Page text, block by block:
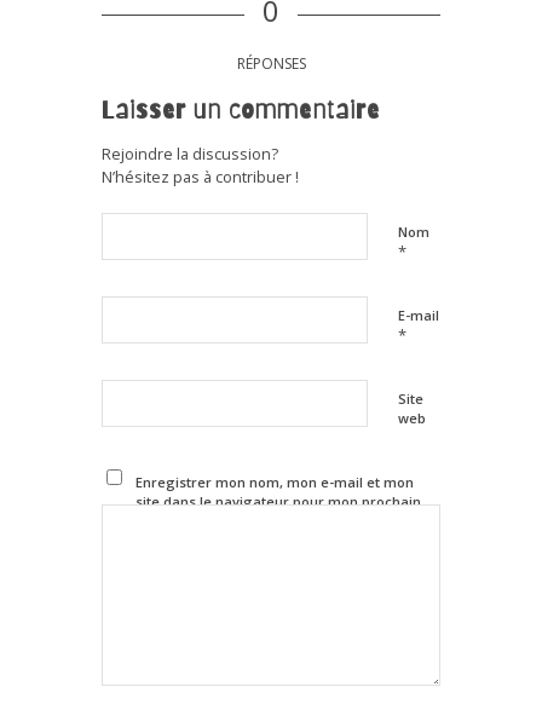
0
RÉPONSES
Laisser un commentaire
Rejoindre la discussion?
N’hésitez pas à contribuer !
Nom
*
E-mail
*
Site
web
Enregistrer mon nom, mon e-mail et mon
site dans le navigateur pour mon prochain